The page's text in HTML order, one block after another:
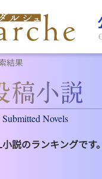
結果
Submitted Novels
説のランキングです。